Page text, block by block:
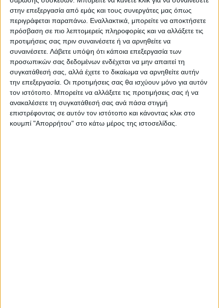
στην επεξεργασία από εμάς και τους συνεργάτες μας όπως
περιγράφεται παραπάνω. Εναλλακτικά, μπορείτε να αποκτήσετε
πρόσβαση σε πιο λεπτομερείς πληροφορίες και να αλλάξετε τις
προτιμήσεις σας πριν συναινέσετε ή να αρνηθείτε να
συναινέσετε. Λάβετε υπόψη ότι κάποια επεξεργασία των
προσωπικών σας δεδομένων ενδέχεται να μην απαιτεί τη
συγκατάθεσή σας, αλλά έχετε το δικαίωμα να αρνηθείτε αυτήν
την επεξεργασία. Οι προτιμήσεις σας θα ισχύουν μόνο για αυτόν
τον ιστότοπο. Μπορείτε να αλλάξετε τις προτιμήσεις σας ή να
ανακαλέσετε τη συγκατάθεσή σας ανά πάσα στιγμή
επιστρέφοντας σε αυτόν τον ιστότοπο και κάνοντας κλικ στο
κουμπί "Απορρήτου" στο κάτω μέρος της ιστοσελίδας.
ΘΕΜΑ ΤΗΣ ΗΜΕΡΑΣ
Θέμα ημέρας : Οι συνταξιούχοι ζητούν να
επιστραφεί η 13η σύνταξη. Συμφωνείτε;